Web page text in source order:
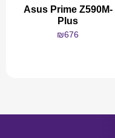
Asus Prime Z590M-
Plus
₪676